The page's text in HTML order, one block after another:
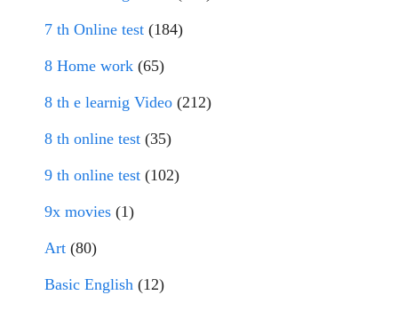
7 th Online test (184)
8 Home work (65)
8 th e learnig Video (212)
8 th online test (35)
9 th online test (102)
9x movies (1)
Art (80)
Basic English (12)